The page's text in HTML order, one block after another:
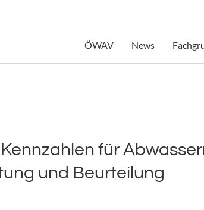
ÖWAV News
für
und Beurteilung